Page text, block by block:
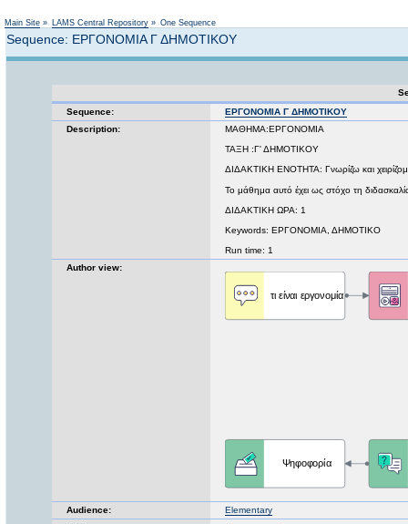
Main Site » LAMS Central Repository » One Sequence
Sequence: ΕΡΓΟΝΟΜΙΑ Γ ΔΗΜΟΤΙΚΟΥ
Sequence:
ΕΡΓΟΝΟΜΙΑ Γ ΔΗΜΟΤΙΚΟΥ
Description:
ΜΑΘΗΜΑ:ΕΡΓΟΝΟΜΙΑ
ΤΑΞΗ :Γ' ΔΗΜΟΤΙΚΟΥ
ΔΙΔΑΚΤΙΚΗ ΕΝΟΤΗΤΑ: Γνωρίζω και
Το μάθημα αυτό έχει ως στόχο τη
ΔΙΔΑΚΤΙΚΗ ΩΡΑ: 1
Keywords: ΕΡΓΟΝΟΜΙΑ, ΔΗΜΟΤΙΚΟ
Run time: 1
Author view:
Audience:
Elementary